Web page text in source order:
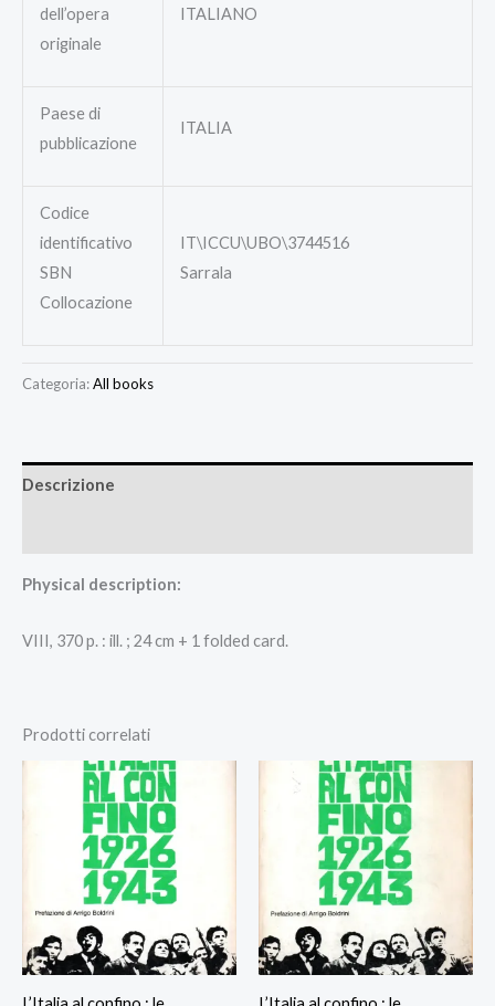
dell’opera
originale
ITALIANO
Paese di
pubblicazione
ITALIA
Codice
identificativo
SBN
Collocazione
IT\ICCU\UBO\3744516
Sarrala
Categoria:All books
Descrizione
Physical description:
VIII, 370 p. : ill. ; 24 cm + 1 folded card.
Prodotti correlati